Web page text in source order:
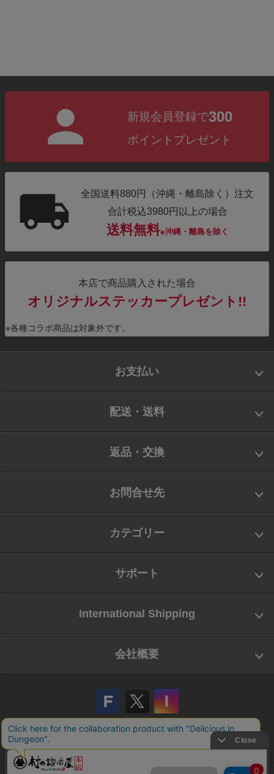
新規会員登録で300
ポイントプレゼント
全国送料880円（沖縄・離島除く）注文
合計税込3980円以上の場合
送料無料※沖縄・離島を除く
本店で商品購入された場合
オリジナルステッカープレゼント!!
※各種コラボ商品は対象外です。
お支払い
配送・送料
返品・交換
お問合せ先
カテゴリー
サポート
International Shipping
会社概要
会社概要